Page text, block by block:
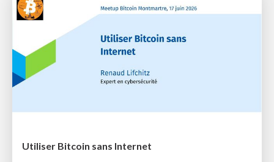
Utiliser Bitcoin sans Internet